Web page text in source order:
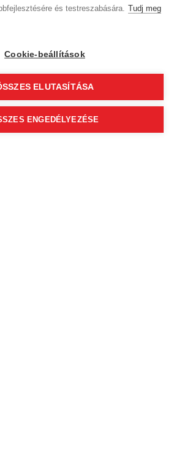
és testreszabására. Tudj meg
Cookie-beállítások
ELUTASÍTÁSA
ENGEDÉLYEZÉSE
3.84
(2)
HEDGE HAIR UNIVERSITY
Bòlyai utca 2.